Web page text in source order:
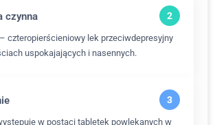
czynna
czteropierścieniowy lek przeciwdepresyjny
uspokajających i nasennych.
w postaci tabletek powlekanych w